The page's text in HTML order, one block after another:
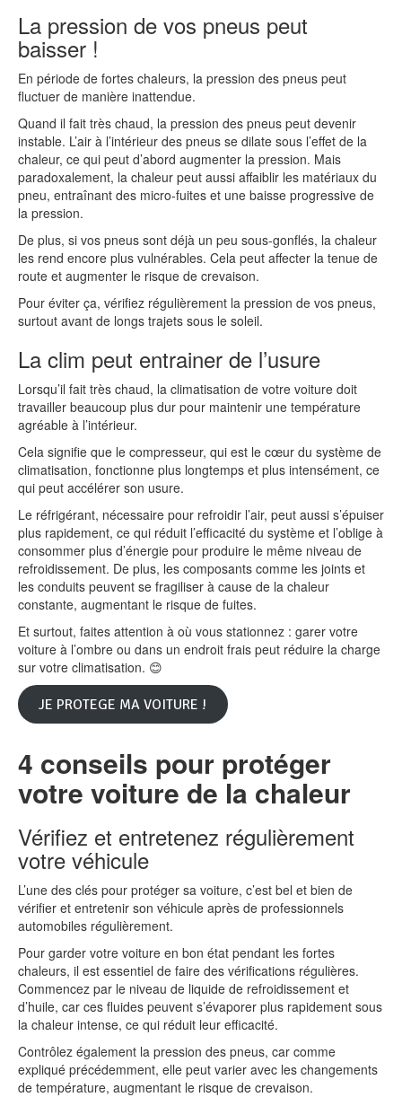
La pression de vos pneus peut
baisser !
En période de fortes chaleurs, la pression des pneus peut
fluctuer de manière inattendue.
Quand il fait très chaud, la pression des pneus peut devenir
instable. L’air à l’intérieur des pneus se dilate sous l’effet de la
chaleur, ce qui peut d’abord augmenter la pression. Mais
paradoxalement, la chaleur peut aussi affaiblir les matériaux du
pneu, entraînant des micro-fuites et une baisse progressive de
la pression.
De plus, si vos pneus sont déjà un peu sous-gonflés, la chaleur
les rend encore plus vulnérables. Cela peut affecter la tenue de
route et augmenter le risque de crevaison.
Pour éviter ça, vérifiez régulièrement la pression de vos pneus,
surtout avant de longs trajets sous le soleil.
La clim peut entrainer de l’usure
Lorsqu’il fait très chaud, la climatisation de votre voiture doit
travailler beaucoup plus dur pour maintenir une température
agréable à l’intérieur.
Cela signifie que le compresseur, qui est le cœur du système de
climatisation, fonctionne plus longtemps et plus intensément, ce
qui peut accélérer son usure.
Le réfrigérant, nécessaire pour refroidir l’air, peut aussi s’épuiser
plus rapidement, ce qui réduit l’efficacité du système et l’oblige à
consommer plus d’énergie pour produire le même niveau de
refroidissement. De plus, les composants comme les joints et
les conduits peuvent se fragiliser à cause de la chaleur
constante, augmentant le risque de fuites.
Et surtout, faites attention à où vous stationnez : garer votre
voiture à l’ombre ou dans un endroit frais peut réduire la charge
sur votre climatisation. 😊
JE PROTEGE MA VOITURE !
4 conseils pour protéger
votre voiture de la chaleur
Vérifiez et entretenez régulièrement
votre véhicule
L’une des clés pour protéger sa voiture, c’est bel et bien de
vérifier et entretenir son véhicule après de professionnels
automobiles régulièrement.
Pour garder votre voiture en bon état pendant les fortes
chaleurs, il est essentiel de faire des vérifications régulières.
Commencez par le niveau de liquide de refroidissement et
d’huile, car ces fluides peuvent s’évaporer plus rapidement sous
la chaleur intense, ce qui réduit leur efficacité.
Contrôlez également la pression des pneus, car comme
expliqué précédemment, elle peut varier avec les changements
de température, augmentant le risque de crevaison.